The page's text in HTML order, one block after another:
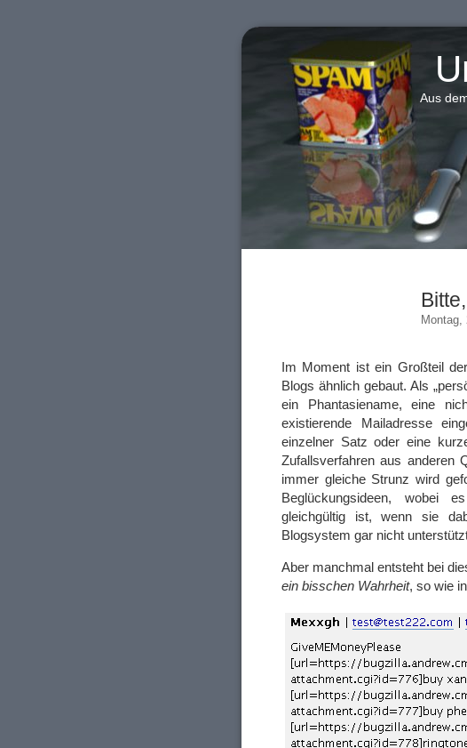
Aus
Montag,
Im Moment ist ein Großteil
Blogs ähnlich gebaut. Als
ein Phantasiename, eine
existierende Mailadresse
einzelner Satz oder eine
Zufallsverfahren aus anderen
immer gleiche Strunz wird
Beglückungsideen, wobei
gleichgültig ist, wenn sie
Blogsystem gar nicht
Aber manchmal entsteht bei
ein bisschen Wahrheit, so wie